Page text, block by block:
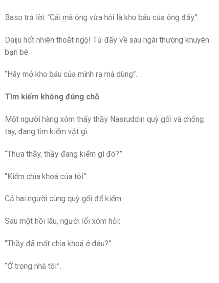
Baso trả lời: “Cái mà ông vừa hỏi là kho báu của ông đấy”.
Daiju hốt nhiên thoắt ngộ! Từ đấy về sau ngài thường khuyên
bạn bè:
“Hãy mở kho báu của mình ra mà dùng”.
Tìm kiếm không đúng chỗ
Một người hàng xóm thấy thầy Nasruddin quỳ gối và chống
tay, đang tìm kiếm vật gì.
“Thưa thầy, thầy đang kiếm gì đó?”
“Kiếm chìa khoá của tôi”.
Cả hai người cùng quỳ gối để kiếm.
Sau một hồi lâu, người lối xóm hỏi:
“Thầy đã mất chìa khoá ở đâu?”
“Ở trong nhà tôi”.